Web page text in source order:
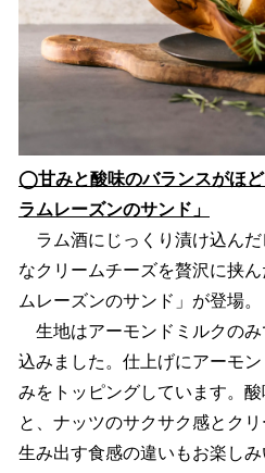
◯甘みと酸味のバランスがほ
ラムレーズンのサンド」
ラム酒にじっくり漬け込ん
なクリームチーズを贅沢に挟
ムレーズンのサンド」が登場。
生地はアーモンドミルクのみ
込みました。仕上げにアーモ
みをトッピングしています。
と、ナッツのサクサク感とク
生み出す食感の違いもお楽しみ